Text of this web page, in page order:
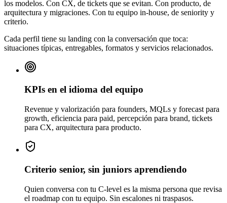
los modelos. Con CX, de tickets que se evitan. Con producto, de
arquitectura y migraciones. Con tu equipo in-house, de seniority y
criterio.
Cada perfil tiene su landing con la conversación que toca:
situaciones típicas, entregables, formatos y servicios relacionados.
KPIs en el idioma del equipo
Revenue y valorización para founders, MQLs y forecast para
growth, eficiencia para paid, percepción para brand, tickets
para CX, arquitectura para producto.
Criterio senior, sin juniors aprendiendo
Quien conversa con tu C-level es la misma persona que revisa
el roadmap con tu equipo. Sin escalones ni traspasos.